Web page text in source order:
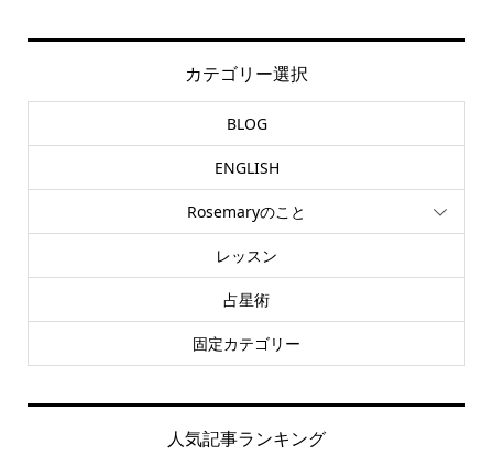
カテゴリー選択
BLOG
ENGLISH
Rosemaryのこと
レッスン
占星術
固定カテゴリー
人気記事ランキング